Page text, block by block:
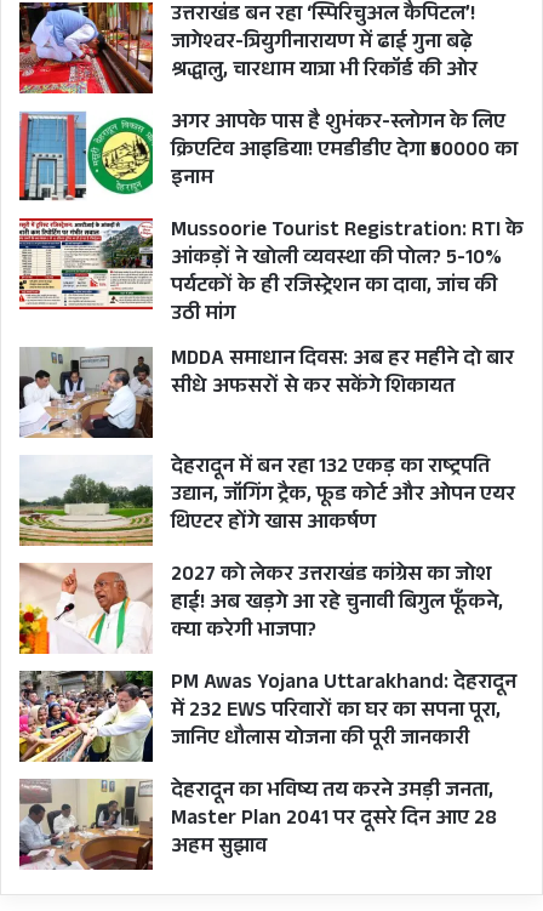
उत्तराखंड बन रहा ‘स्पिरिचुअल कैपिटल’!
जागेश्वर-त्रियुगीनारायण में ढाई गुना बढ़े
श्रद्धालु, चारधाम यात्रा भी रिकॉर्ड की ओर
अगर आपके पास है शुभंकर-स्लोगन के लिए
क्रिएटिव आइडिया! एमडीडीए देगा ₹50000 का
इनाम
Mussoorie Tourist Registration: RTI के
आंकड़ों ने खोली व्यवस्था की पोल? 5-10%
पर्यटकों के ही रजिस्ट्रेशन का दावा, जांच की
उठी मांग
MDDA समाधान दिवस: अब हर महीने दो बार
सीधे अफसरों से कर सकेंगे शिकायत
देहरादून में बन रहा 132 एकड़ का राष्ट्रपति
उद्यान, जॉगिंग ट्रैक, फूड कोर्ट और ओपन एयर
थिएटर होंगे खास आकर्षण
2027 को लेकर उत्तराखंड कांग्रेस का जोश
हाई! अब खड़गे आ रहे चुनावी बिगुल फूँकने,
क्या करेगी भाजपा?
PM Awas Yojana Uttarakhand: देहरादून
में 232 EWS परिवारों का घर का सपना पूरा,
जानिए धौलास योजना की पूरी जानकारी
देहरादून का भविष्य तय करने उमड़ी जनता,
Master Plan 2041 पर दूसरे दिन आए 28
अहम सुझाव